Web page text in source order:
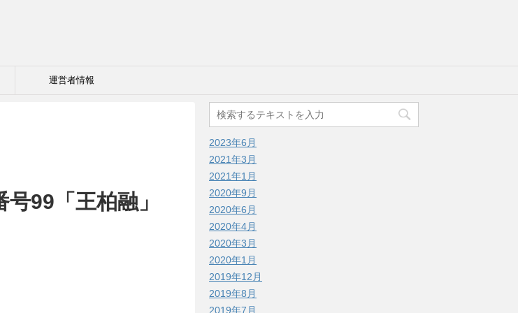
運営者情報
99「王柏融」
2023年6月
2021年3月
2021年1月
2020年9月
2020年6月
2020年4月
2020年3月
2020年1月
2019年12月
2019年8月
2019年7月